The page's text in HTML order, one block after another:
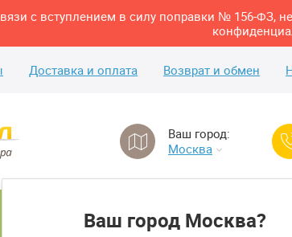
с вступлением в силу поправки № 156-ФЗ,
Доставка и оплата Возврат и обмен
Ваш город:
Москва
Ваш город Москва?
Спальня
кабинет